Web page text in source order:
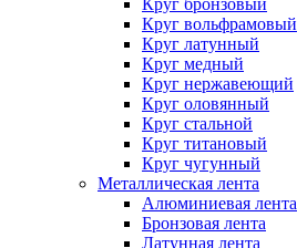
Круг бронзовый
Круг вольфрамовый
Круг латунный
Круг медный
Круг нержавеющий
Круг оловянный
Круг стальной
Круг титановый
Круг чугунный
Металлическая лента
Алюминиевая лента
Бронзовая лента
Латунная лента